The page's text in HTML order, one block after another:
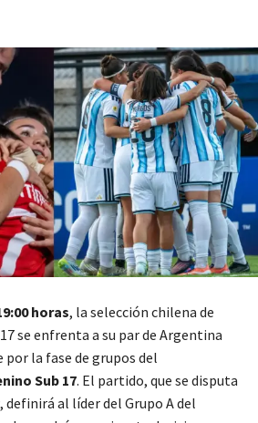
horas, la selección chilena de
se enfrenta a su par de Argentina
por la fase de grupos del
Sub 17. El partido, que se disputa
, definirá al líder del Grupo A del